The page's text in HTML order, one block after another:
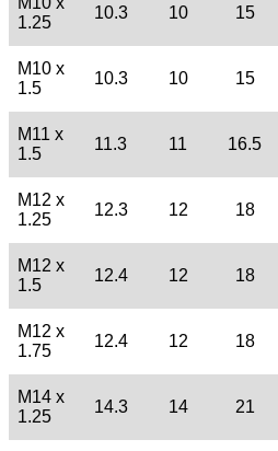
1.25
10.3 10 15
M10 x
1.5
10.3 10 15
M11 x
1.5
11.3 11 16.5
M12 x
1.25
12.3 12 18
M12 x
1.5
12.4 12 18
M12 x
1.75
12.4 12 18
M14 x
1.25
14.3 14 21